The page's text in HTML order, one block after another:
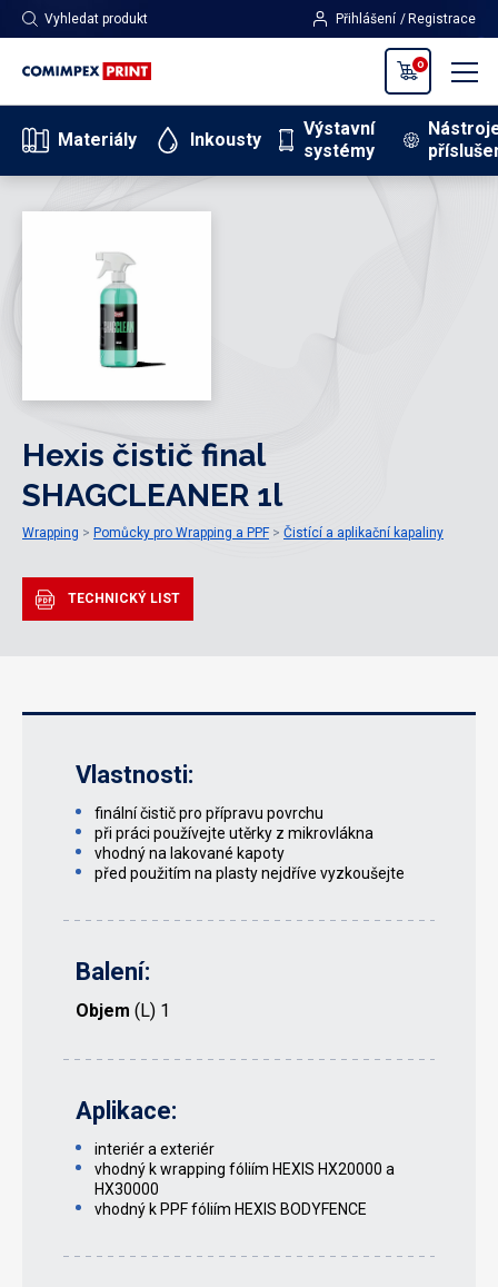
Vyhledat produkt Přihlášení Registrace
0
Materiály Inkousty
Výstavní
systémy
Hexis čistič final
SHAGCLEANER 1l
Wrapping Pomůcky pro Wrapping a PPF Čistící a aplikační kapaliny
TECHNICKÝ LIST
Vlastnosti:
finální čistič pro přípravu povrchu
při práci používejte utěrky z mikrovlákna
vhodný na lakované kapoty
před použitím na plasty nejdříve vyzkoušejte
Balení:
Objem (L) 1
Aplikace:
interiér a exteriér
vhodný k wrapping fóliím HEXIS HX20000 a
HX30000
vhodný k PPF fóliím HEXIS BODYFENCE